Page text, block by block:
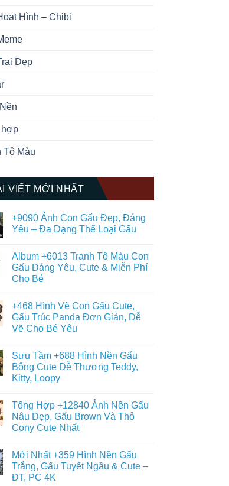
Hình – Chibi
Đẹp
hợp
Tô Màu
VIẾT MỚI NHẤT
+9090 Ảnh Con Gấu Đẹp, Đáng
Yêu – Đa Dạng Thể Loại Gấu
bình
luận
ở
+9090
Gấu
Đẹp,
Đáng
Yêu
–
Thể
Loại
Gấu
Album +6013 Tranh Tô Màu Con
Gấu Đáng Yêu, Cute & Miễn Phí
Cho Bé
bình
luận
ở
Album
Tô
Màu
Con
Gấu
Đáng
Miễn
Phí
Cho
+468 Hình Vẽ Con Gấu Cute,
Gấu Trúc Panda Đơn Giản, Dễ
Vẽ Cho Bé Yêu
bình
luận
ở
+468
Con
Gấu
Cute,
Gấu
Trúc
Giản,
Dễ
Vẽ
Cho
Sưu Tầm +688 Hình Nền Gấu
Bông Cute Dễ Thương Teddy,
Kitty, Loopy
bình
luận
ở
Sưu
Hình
Nền
Gấu
Bông
Cute
Tổng Hợp +12840 Ảnh Nền Gấu
Nâu Đẹp, Gấu Brown Và Thỏ
Cony Cute Nhất
bình
luận
ở
Tổng
Mới Nhất +359 Hình Nền Gấu
Trắng, Gấu Tuyết Ngầu & Cute –
ĐT, PC 4K